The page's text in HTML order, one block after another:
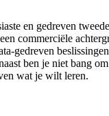
en gedreven
commerciële
gedreven
ben je niet bang
wat je wilt leren.